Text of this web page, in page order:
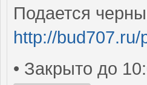
Подается
http://bud707.ru/
• Закрыто до